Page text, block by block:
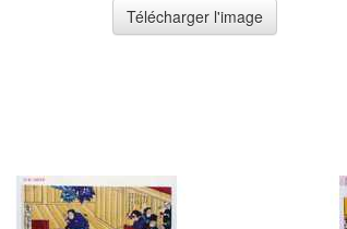
Télécharger l'image